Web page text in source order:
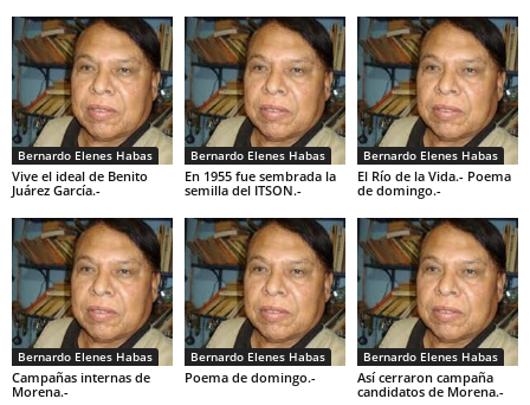
Bernardo Elenes Habas
Vive el ideal de Benito
Juárez García.-
Bernardo Elenes Habas
En 1955 fue sembrada la
semilla del ITSON.-
Bernardo Elenes Habas
El Río de la Vida.- Poema
de domingo.-
Bernardo Elenes Habas
Campañas internas de
Morena.-
Bernardo Elenes Habas
Poema de domingo.-
Bernardo Elenes Habas
Así cerraron campaña
candidatos de Morena.-